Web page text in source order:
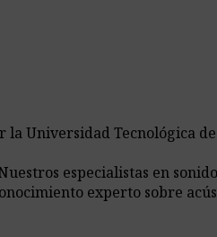
la Universidad Tecnológica
especialistas en
experto sobre